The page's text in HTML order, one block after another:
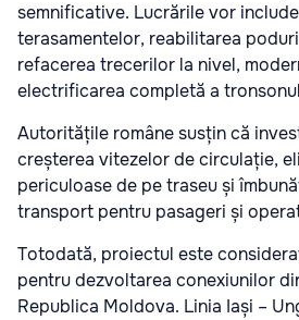
semnificative. Lucrările vor
terasamentelor, reabilitarea
refacerea trecerilor la nivel,
electrificarea completă a
Autoritățile române susțin că
creșterea vitezelor de circulație,
periculoase de pe traseu și
transport pentru pasageri și
Totodată, proiectul este
pentru dezvoltarea conexiunilor
Republica Moldova. Linia Iași –